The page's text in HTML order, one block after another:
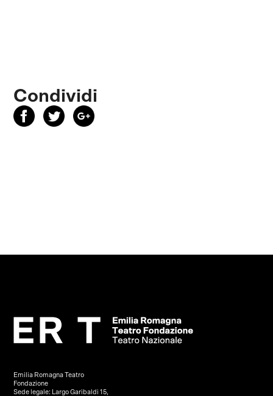
Condividi
Emilia Romagna Teatro
Fondazione
Sede legale: Largo Garibaldi 15,